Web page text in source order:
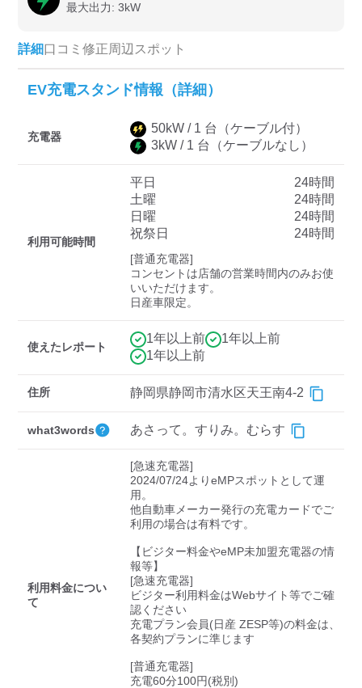
認証システム
EV充電エネチェンジ
三菱ディーラーを表示
日産ディーラーを表示
すべて 中速-20kW-以上
最大出力: 3kW
詳細口コミ 修正周辺スポット
EV充電スタンド情報（詳細）
充電器
50kW / 1 台
（ケーブル付）
3kW / 1 台 （ケーブルなし）
利用可能時間
平日
24時間
土曜
24時間
日曜
24時間
祝祭日
24時間
[普通充電器]
コンセントは店舗の営業時間内のみお使
いいただけます。
日産車限定。
使えたレポート
1年以上前
1年以上前
1年以上前
住所 静岡県静岡市清水区天王南4-2
what3words あさって。すりみ。むらす
利用料金につい
て
[急速充電器]
2024/07/24よりeMPスポットとして運
用。
他自動車メーカー発行の充電カードでご
利用の場合は有料です。
【ビジター料金やeMP未加盟充電器の情
報等】
[急速充電器]
ビジター利用料金はWebサイト等でご確
認ください
充電プラン会員(日産 ZESP等)の料金は、
各契約プランに準じます
[普通充電器]
充電60分100円(税別)